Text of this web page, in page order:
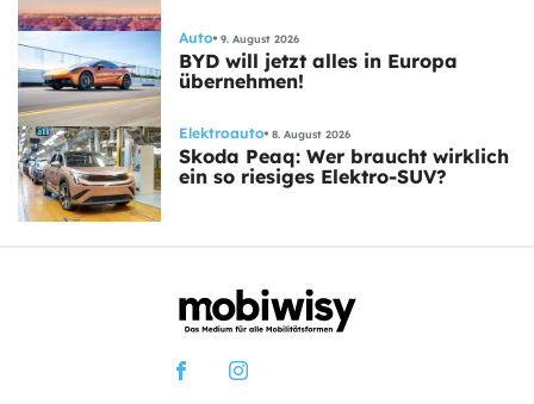
Auto 9. August 2026
BYD will jetzt alles in Europa
übernehmen!
Elektroauto 8. August 2026
Skoda Peaq: Wer braucht wirklich
ein so riesiges Elektro-SUV?